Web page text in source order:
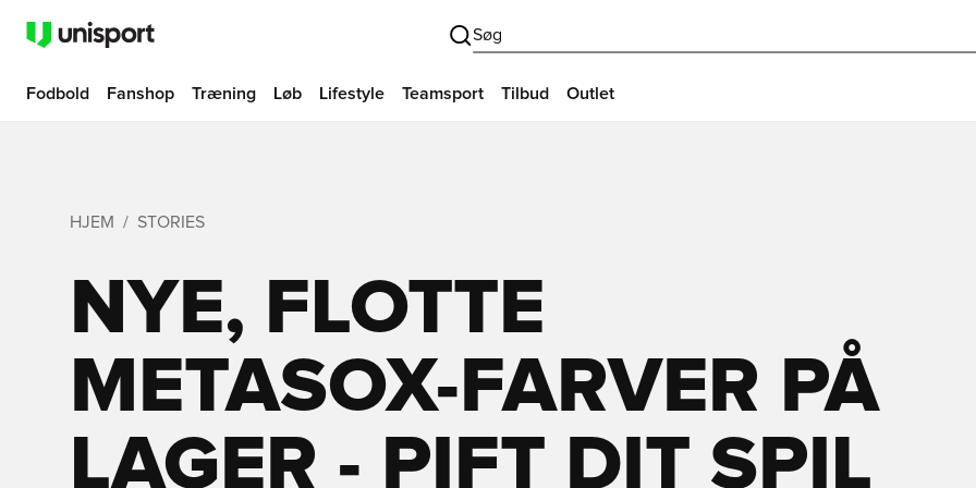
Søg
Fodbold Fanshop Træning Løb Lifestyle Teamsport Tilbud Outlet
HJEM STORIES
NYE, FLOTTE
METASOX-FARVER PÅ
LAGER - PIFT DIT SPIL